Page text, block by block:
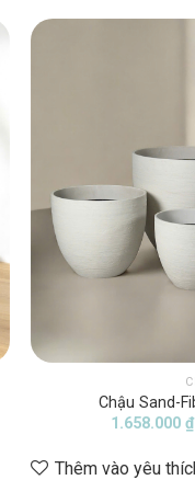
Chậu Sand-
1.658.000 ₫
Thêm vào yêu